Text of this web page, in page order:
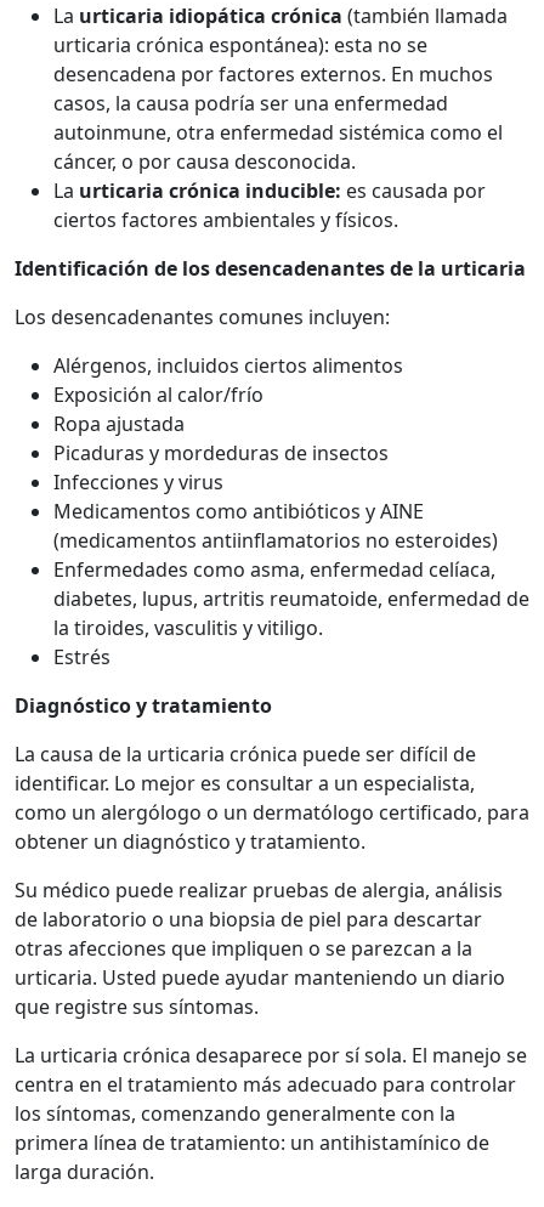
La urticaria idiopática crónica (también llamada
urticaria crónica espontánea): esta no se
desencadena por factores externos. En muchos
casos, la causa podría ser una enfermedad
autoinmune, otra enfermedad sistémica como el
cáncer, o por causa desconocida.
La urticaria crónica inducible: es causada por
ciertos factores ambientales y físicos.
Identificación de los desencadenantes de la urticaria
Los desencadenantes comunes incluyen:
Alérgenos, incluidos ciertos alimentos
Exposición al calor/frío
Ropa ajustada
Picaduras y mordeduras de insectos
Infecciones y virus
Medicamentos como antibióticos y AINE
(medicamentos antiinflamatorios no esteroides)
Enfermedades como asma, enfermedad celíaca,
diabetes, lupus, artritis reumatoide, enfermedad de
la tiroides, vasculitis y vitiligo.
Estrés
Diagnóstico y tratamiento
La causa de la urticaria crónica puede ser difícil de
identificar. Lo mejor es consultar a un especialista,
como un alergólogo o un dermatólogo certificado, para
obtener un diagnóstico y tratamiento.
Su médico puede realizar pruebas de alergia, análisis
de laboratorio o una biopsia de piel para descartar
otras afecciones que impliquen o se parezcan a la
urticaria. Usted puede ayudar manteniendo un diario
que registre sus síntomas.
La urticaria crónica desaparece por sí sola. El manejo se
centra en el tratamiento más adecuado para controlar
los síntomas, comenzando generalmente con la
primera línea de tratamiento: un antihistamínico de
larga duración.